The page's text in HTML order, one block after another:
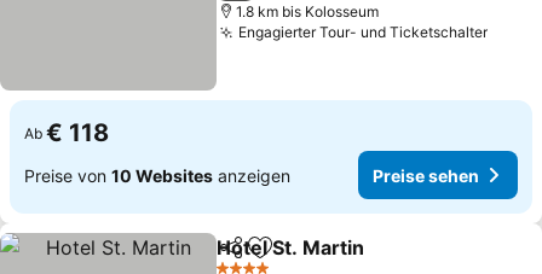
1.8 km bis Kolosseum
Engagierter Tour- und Ticketschalter
Ab € 118
Preise von 10 Websites anzeigen Preise sehen
TeilenZu Favoriten hinzufügen
Hotel St. Martin